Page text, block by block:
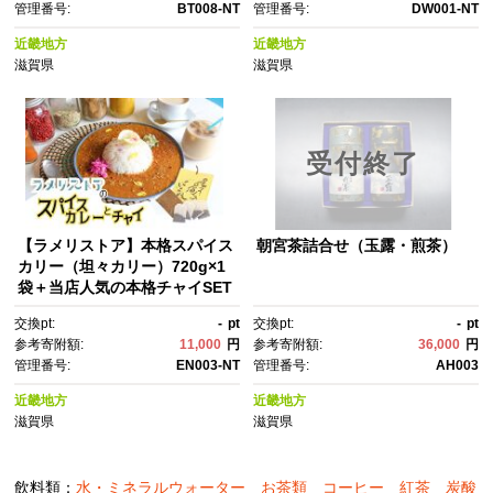
管理番号:
BT008-NT
近畿地方
滋賀県
管理番号:
DW001-NT
近畿地方
滋賀県
【ラメリストア】本格スパイス
カリー（坦々カリー）720g×1
袋＋当店人気の本格チャイSET
交換pt: - pt
参考寄附額:
11,000 円
管理番号:
EN003-NT
近畿地方
滋賀県
受付終了
朝宮茶詰合せ（玉露・煎茶）
交換pt: - pt
参考寄附額:
36,000 円
管理番号:
AH003
近畿地方
滋賀県
飲料類：水・ミネラルウォーター お茶類 コーヒー 紅茶
炭酸